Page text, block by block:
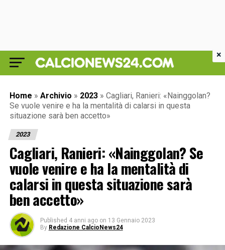
Home » Archivio » 2023 » Cagliari, Ranieri: «Nainggolan?
Se vuole venire e ha la mentalità di calarsi in questa
situazione sarà ben accetto»
2023
Cagliari, Ranieri: «Nainggolan? Se
vuole venire e ha la mentalità di
calarsi in questa situazione sarà
ben accetto»
Published 4 anni ago on 13 Gennaio 2023
By Redazione CalcioNews24
×